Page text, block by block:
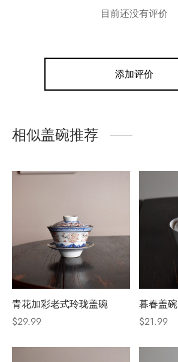
目前还没有评价
添加评价
相似盖碗推荐
青花加彩老式玲珑盖碗
$29.99
暮春盖碗
$21.99